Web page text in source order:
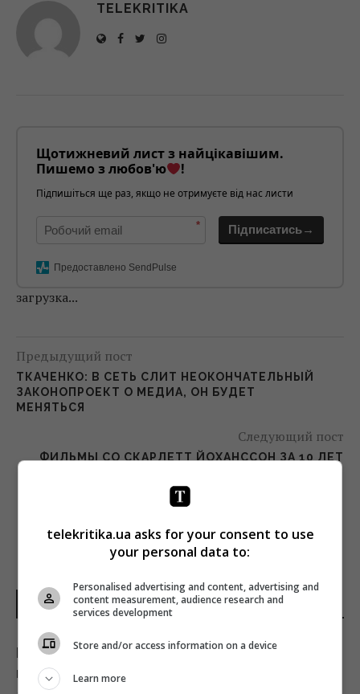
TELEKRITIKA
Щотижневий лист з найцікавішим.
Пишемо з любов'ю
!
Підпишіться ще раз, якщо не отримуєте від нас листи
* Підписатись→
Предоставлено SendPulse
загрузка...
Предыдущий пост
ТКАЧЕНКО: В СЕТЬ СЛИТ НЕОКОНЧАТЕЛЬНЫЙ
ЗАКОНОПРОЕКТ О МЕДИА, ОН БУДЕТ
МЕНЯТЬСЯ
Следующий пост
ФИЛЬМЫ СО СКАРЛЕТТ ЙОХАНССОН ЗА 10 ЛЕТ
НОВОСТИ ДНЯ
Не Кировоград и не Елисаветград: как
назывался Кропивницкий изначально
telekritika.ua asks for your consent to use
your personal data to:
Personalised advertising and content, advertising and
content measurement, audience research and
services development
Store and/or access information on a device
Learn more